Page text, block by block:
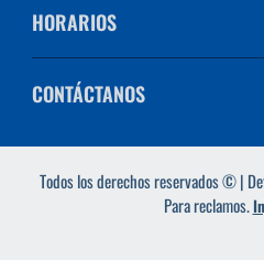
HORARIOS
CONTÁCTANOS
Todos los derechos reservados © |
Para reclamos.